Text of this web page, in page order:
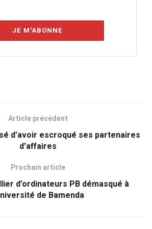
JE M'ABONNE
Article précédent
d’avoir escroqué ses partenaires
d’affaires
Prochain article
d’ordinateurs PB démasqué à
de Bamenda